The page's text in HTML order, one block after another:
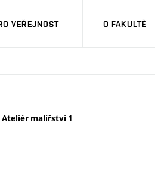
VEŘEJNOST O FAKULTĚ
Ateliér malířství 1